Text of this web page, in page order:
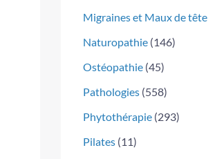
Migraines et Maux de tête
Naturopathie (146)
Ostéopathie (45)
Pathologies (558)
Phytothérapie (293)
Pilates (11)